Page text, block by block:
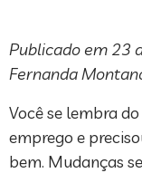
Publicado em 23
Fernanda
Você se lembra
emprego e
bem. Mudanças